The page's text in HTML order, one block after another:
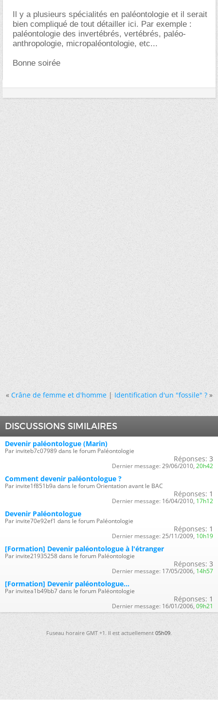
Il y a plusieurs spécialités en paléontologie et il serait
bien compliqué de tout détailler ici. Par exemple :
paléontologie des invertébrés, vertébrés, paléo-
anthropologie, micropaléontologie, etc...
Bonne soirée
« Crâne de femme et d'homme|Identification d'un "fossile" ? »
DISCUSSIONS SIMILAIRES
Devenir paléontologue (Marin)
Par inviteb7c07989 dans le forum Paléontologie
Réponses: 3
Dernier message: 29/06/2010, 20h42
Comment devenir paléontologue ?
Par invite1f851b9a dans le forum Orientation avant le BAC
Réponses: 1
Dernier message: 16/04/2010, 17h12
Devenir Paléontologue
Par invite70e92ef1 dans le forum Paléontologie
Réponses: 1
Dernier message: 25/11/2009, 10h19
[Formation] Devenir paléontologue à l'étranger
Par invite21935258 dans le forum Paléontologie
Réponses: 3
Dernier message: 17/05/2006, 14h57
[Formation] Devenir paléontologue...
Par invitea1b49bb7 dans le forum Paléontologie
Réponses: 1
Dernier message: 16/01/2006, 09h21
Fuseau horaire GMT +1. Il est actuellement05h09.